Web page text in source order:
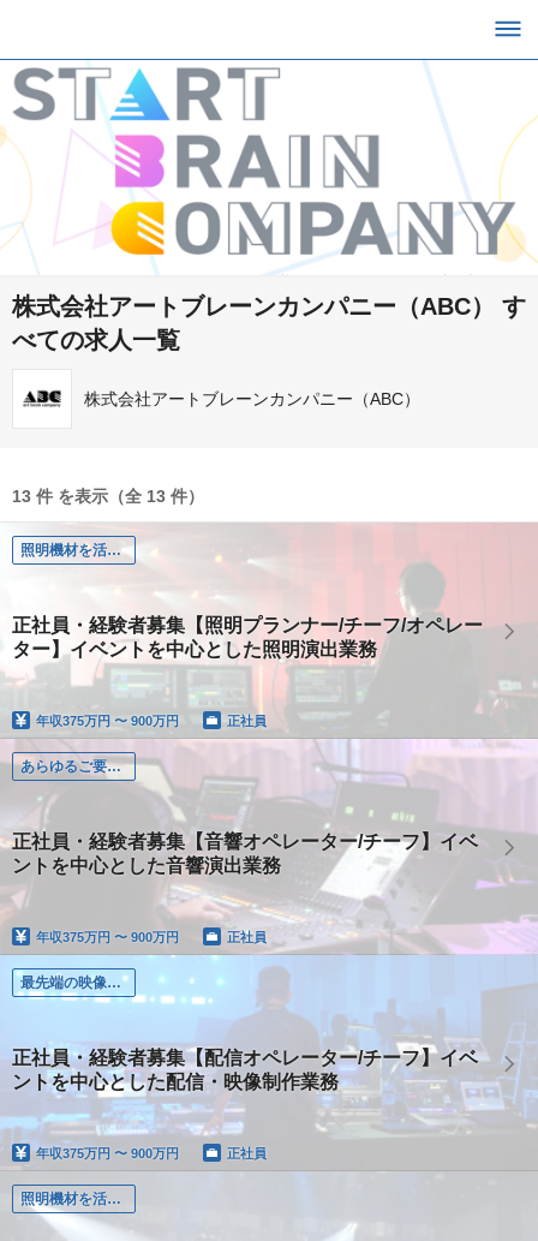
株式会社アートブレーンカンパニー（ABC） す
べての求人一覧
株式会社アートブレーンカンパニー（ABC）
13 件 を表示（全 13 件）
照明機材を活用しイベント空間を多彩にプロデュース
正社員・経験者募集【照明プランナー/チーフ/オペレー
ター】イベントを中心とした照明演出業務
年収375万円 〜 900万円 正社員
あらゆるご要望にお応えし、「ベストな音場体験」をデザイン
正社員・経験者募集【音響オペレーター/チーフ】イベ
ントを中心とした音響演出業務
年収375万円 〜 900万円 正社員
最先端の映像機材を 駆使し日本中に感動をお届け
正社員・経験者募集【配信オペレーター/チーフ】イベ
ントを中心とした配信・映像制作業務
年収375万円 〜 900万円 正社員
照明機材を活用しイベント空間を多彩にプロデュース